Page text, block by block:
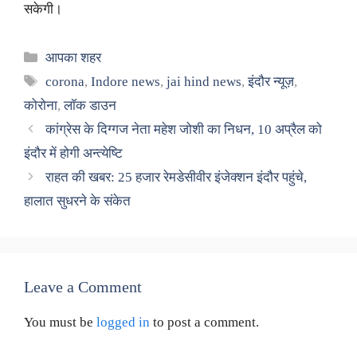
सकेगी।
Categories
आपका शहर
Tags
corona,Indore news,jai hind news,इंदौर न्यूज़,
कोरोना,लॉक डाउन
कांग्रेस के दिग्गज नेता महेश जोशी का निधन, 10 अप्रैल को
इंदौर में होगी अन्त्येष्टि
राहत की खबर: 25 हजार रेमडेसीवीर इंजेक्शन इंदौर पहुंचे,
हालात सुधरने के संकेत
Leave a Comment
You must be logged in to post a comment.